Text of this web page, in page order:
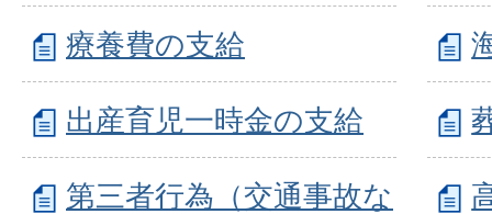
療養費の支給
出産育児一時金の支給
第三者行為（交通事故な